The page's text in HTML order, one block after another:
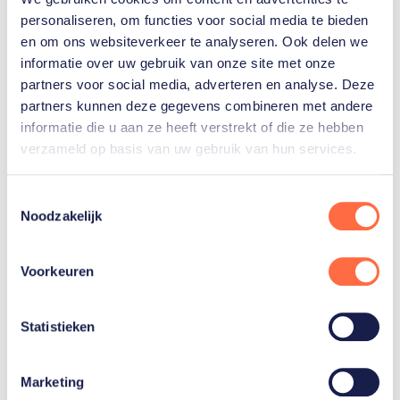
personaliseren, om functies voor social media te bieden
en om ons websiteverkeer te analyseren. Ook delen we
informatie over uw gebruik van onze site met onze
partners voor social media, adverteren en analyse. Deze
partners kunnen deze gegevens combineren met andere
informatie die u aan ze heeft verstrekt of die ze hebben
verzameld op basis van uw gebruik van hun services.
Noodzakelijk
Voorkeuren
Statistieken
Marketing
Gerelateerde sporters
Selma
Poutsma
Gerelateerde teams